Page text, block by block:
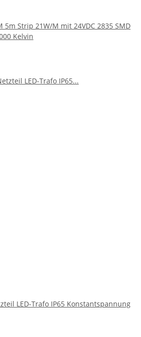
5m Strip 21W/M mit 24VDC 2835 SMD
Kelvin
LED-Trafo IP65 Konstantspannung